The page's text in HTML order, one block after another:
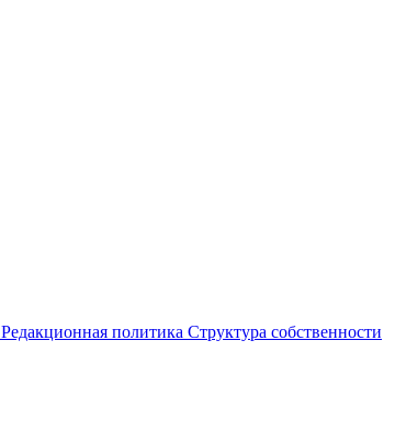
Редакционная политика Структура собственности